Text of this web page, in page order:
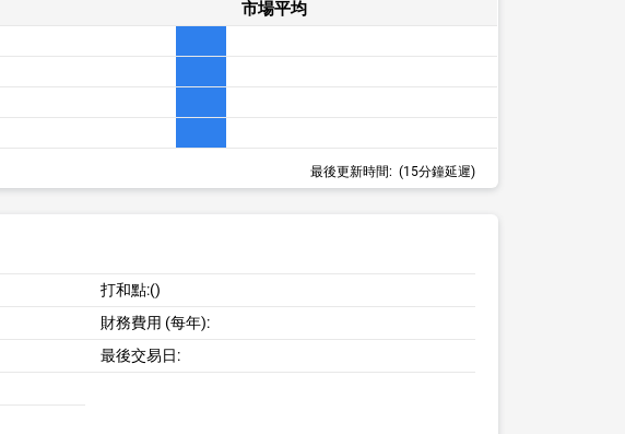
市場平均
最後更新時間: (15分鐘延遲)
打和點:()
財務費用 (每年):
最後交易日: